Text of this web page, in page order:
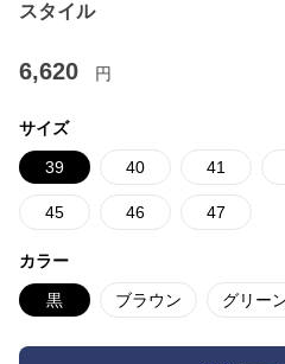
スタイル
6,620 円
サイズ
39 40 41
45 46 47
カラー
黒 ブラウン グリー